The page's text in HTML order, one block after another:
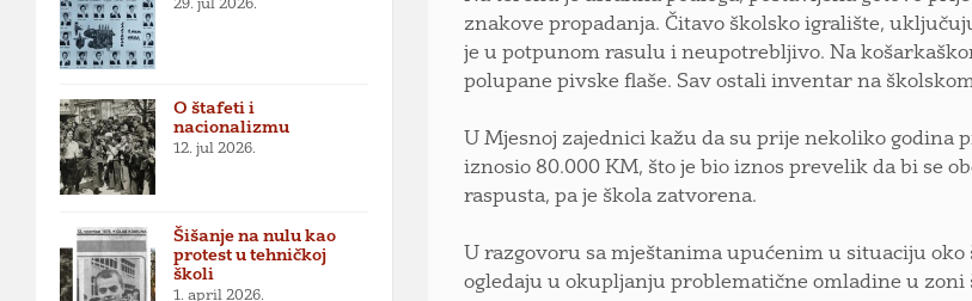
znakove propadanja. Čitavo školsko igralište,
je u potpunom rasulu i neupotrebljivo. Na
polupane pivske flaše. Sav ostali inventar na
U Mjesnoj zajednici kažu da su prije nekoliko godina
iznosio 80.000 KM, što je bio iznos prevelik da bi se
raspusta, pa je škola zatvorena.
U razgovoru sa mještanima upućenim u situaciju
ogledaju u okupljanju problematične omladine u
29. jul 2026.
O štafeti i
nacionalizmu
12. jul 2026.
Šišanje na nulu kao
protest u tehničkoj
školi
1. april 2026.